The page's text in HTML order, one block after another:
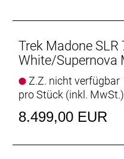
Oberlenker die
dem Bike, um
von einer besseren
im Unterlenker mehr
RSL Aero
Die mitgelieferten RSL
Trek Madone SLR
White/Supernova
Z.Z. nicht verfügbar
pro Stück (inkl. MwSt.)
8.499,00 EUR